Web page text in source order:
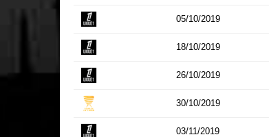
05/10/2019
18/10/2019
26/10/2019
30/10/2019
03/11/2019